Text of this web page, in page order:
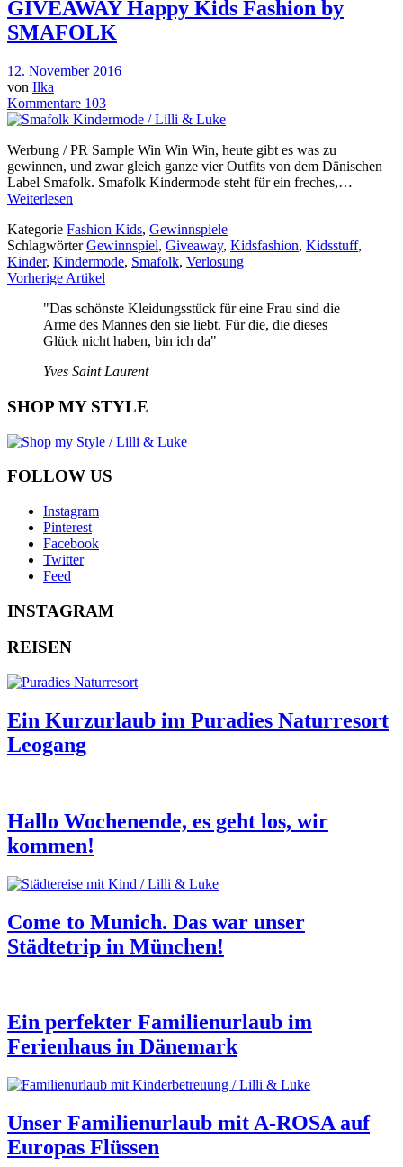
GIVEAWAY Happy Kids Fashion by
SMAFOLK
12. November 2016
von Ilka
Kommentare 103
Werbung / PR Sample Win Win Win, heute gibt es was zu
gewinnen, und zwar gleich ganze vier Outfits von dem Dänischen
Label Smafolk. Smafolk Kindermode steht für ein freches,…
Weiterlesen
Kategorie Fashion Kids, Gewinnspiele
SchlagwörterGewinnspiel, Giveaway, Kidsfashion, Kidsstuff,
Kinder, Kindermode, Smafolk, Verlosung
Vorherige Artikel
"Das schönste Kleidungsstück für eine Frau sind die
Arme des Mannes den sie liebt. Für die, die dieses
Glück nicht haben, bin ich da"
Yves Saint Laurent
SHOP MY STYLE
FOLLOW US
Instagram
Pinterest
Facebook
Twitter
Feed
INSTAGRAM
REISEN
Ein Kurzurlaub im Puradies Naturresort
Leogang
Hallo Wochenende, es geht los, wir
kommen!
Come to Munich. Das war unser
Städtetrip in München!
Ein perfekter Familienurlaub im
Ferienhaus in Dänemark
Unser Familienurlaub mit A-ROSA auf
Europas Flüssen